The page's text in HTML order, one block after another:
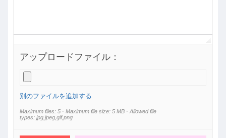
アップロードファイル：
別のファイルを追加する
Maximum files: 5 · Maximum file size: 5 MB · Allowed file
types: jpg,jpeg,gif,png